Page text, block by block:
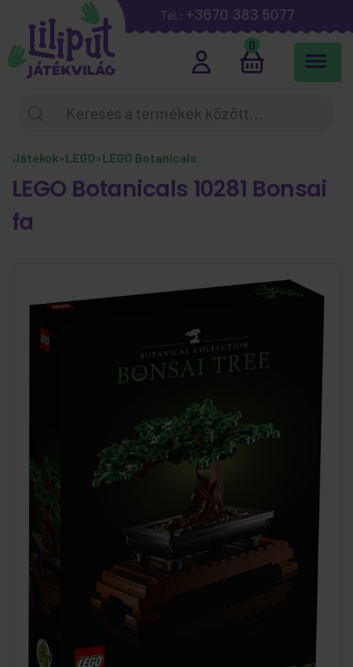
Tel.: +3670 383 5077
0
Játékok»LEGO»LEGO Botanicals
LEGO Botanicals 10281 Bonsai
fa